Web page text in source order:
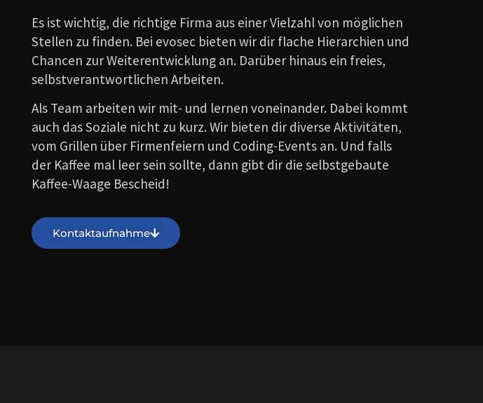
Es ist wichtig, die richtige Firma aus einer Vielzahl von möglichen
Stellen zu finden. Bei evosec bieten wir dir flache Hierarchien und
Chancen zur Weiterentwicklung an. Darüber hinaus ein freies,
selbstverantwortlichen Arbeiten.
Als Team arbeiten wir mit- und lernen voneinander. Dabei kommt
auch das Soziale nicht zu kurz. Wir bieten dir diverse Aktivitäten,
vom Grillen über Firmenfeiern und Coding-Events an. Und falls
der Kaffee mal leer sein sollte, dann gibt dir die selbstgebaute
Kaffee-Waage Bescheid!
Kontaktaufnahme